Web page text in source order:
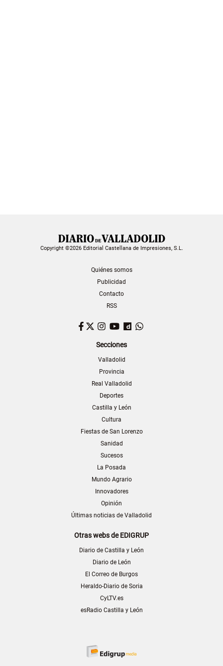
Copyright ©2026 Editorial Castellana de Impresiones, S.L.
Quiénes somos
Publicidad
Contacto
RSS
Facebook
TwitterInstagram
YouTubeDailymotion
Secciones
Valladolid
Provincia
Real Valladolid
Deportes
Castilla y León
Cultura
Fiestas de San Lorenzo
Sanidad
Sucesos
La Posada
Mundo Agrario
Innovadores
Opinión
Últimas noticias de Valladolid
Otras webs de EDIGRUP
Diario de Castilla y León
Diario de León
El Correo de Burgos
Heraldo-Diario de Soria
CyLTV.es
esRadio Castilla y León